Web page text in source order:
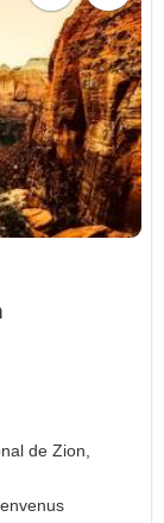
de Zion,